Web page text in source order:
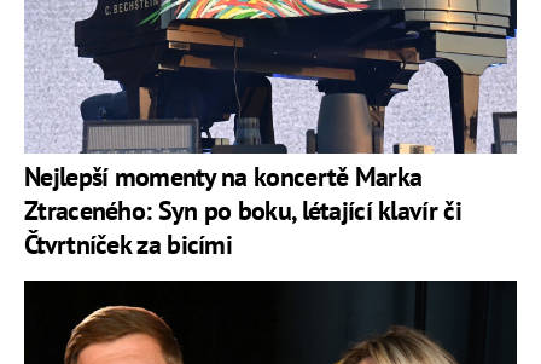
Nejlepší momenty na koncertě Marka
Ztraceného: Syn po boku, létající klavír či
Čtvrtníček za bicími